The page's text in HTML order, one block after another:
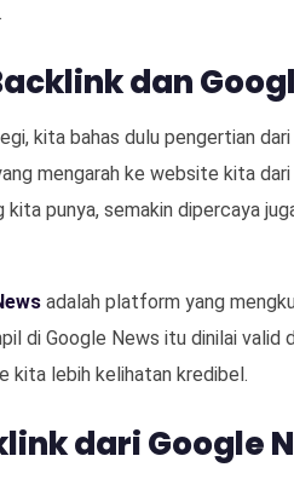
dan
kita bahas dulu pengertian dari
mengarah ke website kita
kita punya, semakin dipercaya
adalah platform yang
di Google News itu dinilai
kita lebih kelihatan kredibel.
dari Google